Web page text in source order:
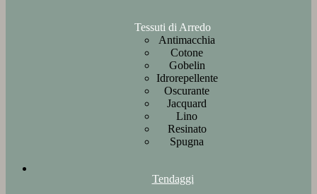
Tessuti di Arredo
Antimacchia
Cotone
Gobelin
Idrorepellente
Oscurante
Jacquard
Lino
Resinato
Spugna
Tendaggi